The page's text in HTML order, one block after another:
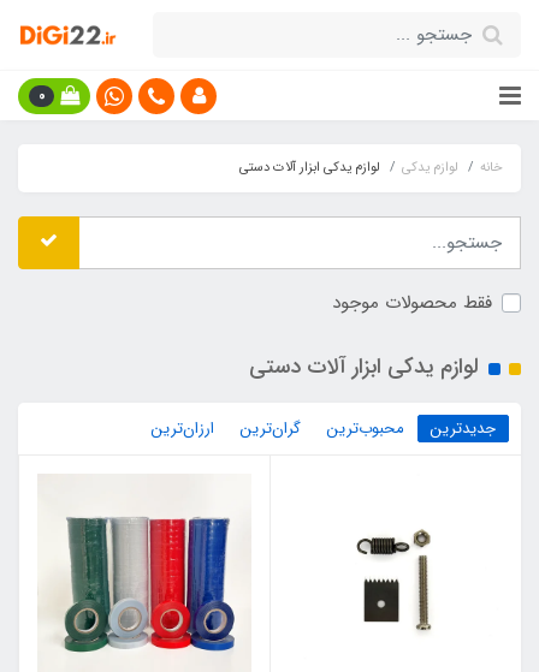
0
خانه لوازم یدکی لوازم یدکی ابزار آلات دستی
فقط محصولات موجود
لوازم یدکی ابزار آلات دستی
جدیدترین محبوب‌ترین گران‌ترین ارزان‌ترین